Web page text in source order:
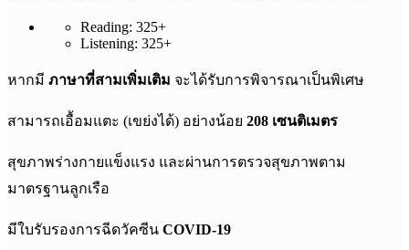
Reading: 325+
Listening: 325+
หากมี ภาษาที่สามเพิ่มเติม จะได้รับการพิจารณาเป็นพิเศษ
สามารถเอื้อมแตะ (เขย่งได้) อย่างน้อย 208 เซนติเมตร
สุขภาพร่างกายแข็งแรง และผ่านการตรวจสุขภาพตาม
มาตรฐานลูกเรือ
มีใบรับรองการฉีดวัคซีน COVID-19